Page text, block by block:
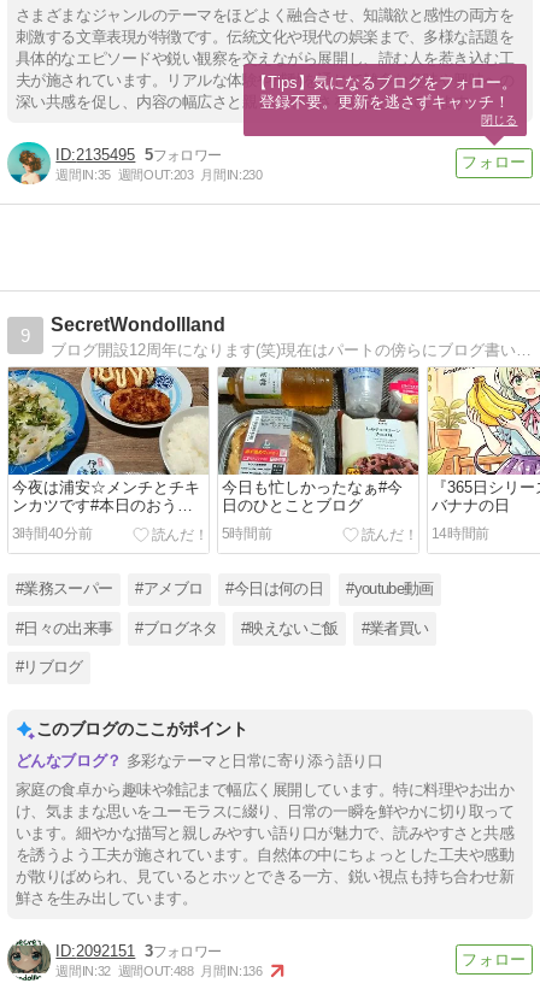
さまざまなジャンルのテーマをほどよく融合させ、知識欲と感性の両方を
刺激する文章表現が特徴です。伝統文化や現代の娯楽まで、多様な話題を
具体的なエピソードや鋭い観察を交えながら展開し、読む人を惹き込む工
夫が施されています。リアルな体験や感動を通じて雑多な趣味や興味への
深い共感を促し、内容の幅広さと親しみやすさを両立させています。
2135495 5
週間IN:35 週間OUT:203 月間IN:230
9
SecretWondollland
今夜は浦安☆メンチとチキ
ンカツです#本日のおうち
ごはん
3時間40分前
今日も忙しかったなぁ#今
日のひとことブログ
5時間前
『365日シリ
バナナの日
14時間前
#業務スーパー #アメブロ #今日は何の日 #youtube動画
#日々の出来事 #ブログネタ #映えないご飯 #業者買い
#リブログ
このブログのここがポイント
多彩なテーマと日常に寄り添う語り口
家庭の食卓から趣味や雑記まで幅広く展開しています。特に料理やお出か
け、気ままな思いをユーモラスに綴り、日常の一瞬を鮮やかに切り取って
います。細やかな描写と親しみやすい語り口が魅力で、読みやすさと共感
を誘うよう工夫が施されています。自然体の中にちょっとした工夫や感動
が散りばめられ、見ているとホッとできる一方、鋭い視点も持ち合わせ新
鮮さを生み出しています。
2092151 3
週間IN:32 週間OUT:488 月間IN:136
【Tips】気になるブログをフォロー。
登録不要。更新を逃さずキャッチ！
閉じる